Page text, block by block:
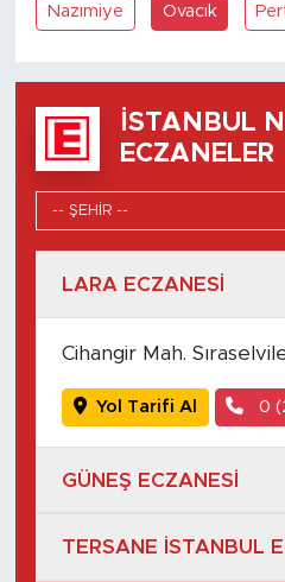
Nazımiye Ovacık
İSTANBUL
ECZANELER
LARA ECZANESİ
Cihangir Mah.
Yol Tarifi Al 0
GÜNEŞ ECZANESİ
TERSANE İSTANBUL